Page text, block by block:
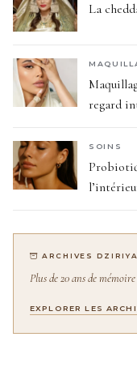
La
regard
SOINS
ARCHIVES DZIRIYA
Plus de 20 ans de
EXPLORER LES